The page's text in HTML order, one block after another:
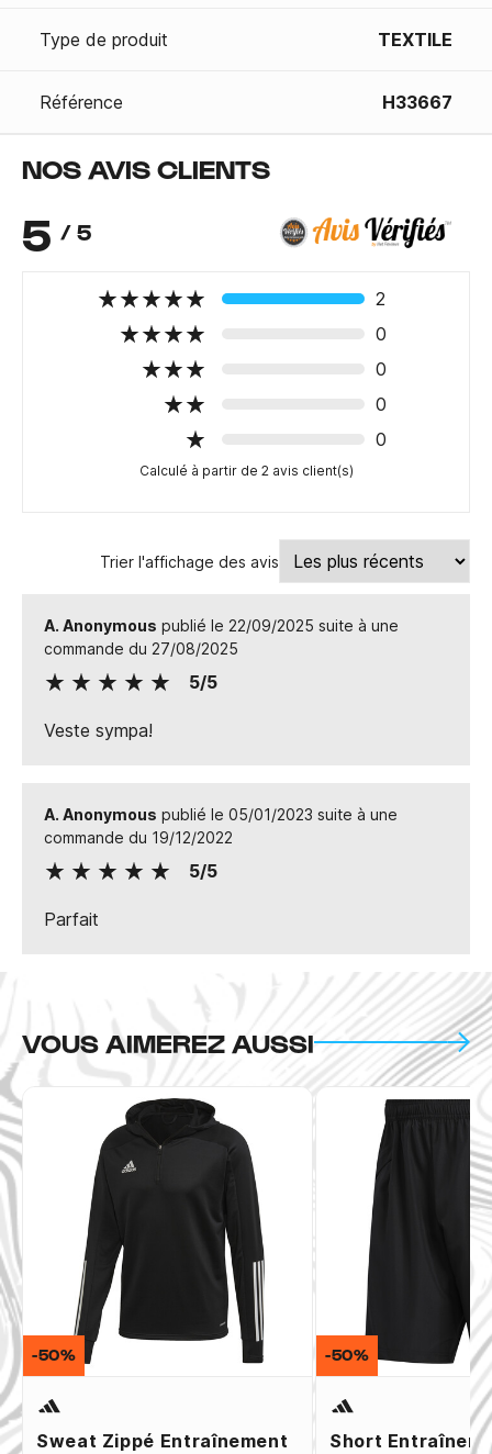
Type de produit TEXTILE
Référence H33667
NOS AVIS CLIENTS
5 / 5
2
0
0
0
0
Calculé à partir de 2 avis client(s)
Trier l'affichage des avis
A. Anonymous publié le 22/09/2025 suite à une
commande du 27/08/2025
5/5
Veste sympa!
A. Anonymous publié le 05/01/2023 suite à une
commande du 19/12/2022
5/5
Parfait
VOUS AIMEREZ AUSSI
Sweat Zippé Entraînement
-50%
Short
-50%